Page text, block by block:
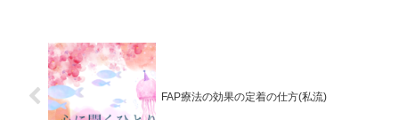
FAP療法の効果の定着の仕方(私流)